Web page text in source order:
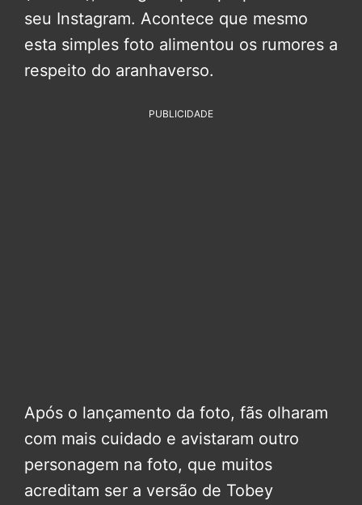
seu Instagram. Acontece que mesmo
esta simples foto alimentou os rumores a
respeito do aranhaverso.
PUBLICIDADE
Após o lançamento da foto, fãs olharam
com mais cuidado e avistaram outro
personagem na foto, que muitos
acreditam ser a versão de Tobey